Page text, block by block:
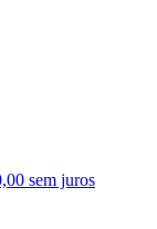
sem juros